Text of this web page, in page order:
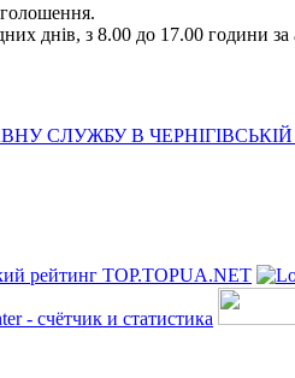
днів, з 8.00 до 17.00
СЛУЖБУ В ЧЕРНІГІВСЬКІЙ